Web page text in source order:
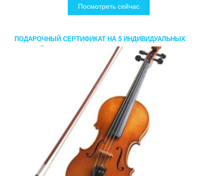
Посмотреть сейчас
ПОДАРОЧНЫЙ СЕРТИФИКАТ НА 5 ИНДИВИДУАЛЬНЫХ
ЗАНЯТИЙ В FIRST MUSIC FAMILY СКРИПКА